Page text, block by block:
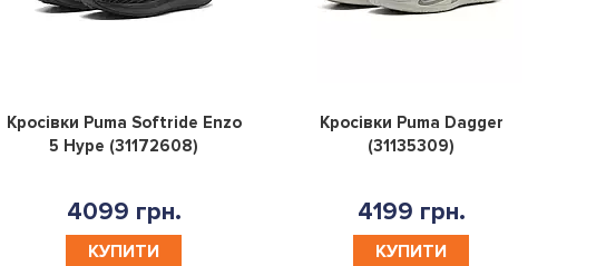
0
Кросівки Puma Softride Enzo
5 Hype (31172608)
4099 грн.
КУПИТИ
Кросівки Puma Dagger
(31135309)
4199 грн.
КУПИТИ